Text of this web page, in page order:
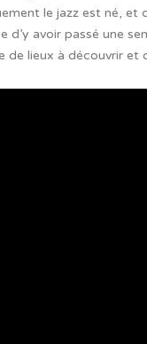
le jazz est né,
d’y avoir passé une
de lieux à découvrir et